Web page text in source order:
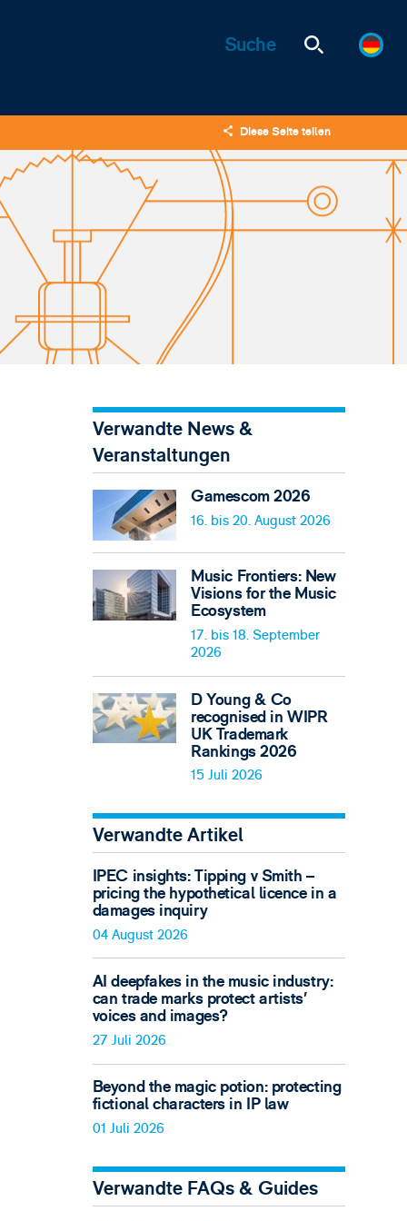
Diese Seite teilen
X
Verwandte News &
Veranstaltungen
Gamescom 2026
16. bis 20. August 2026
Music Frontiers: New
Visions for the Music
Ecosystem
17. bis 18. September
2026
D Young & Co
recognised in WIPR
UK Trademark
Rankings 2026
15 Juli 2026
Verwandte Artikel
IPEC insights: Tipping v Smith –
pricing the hypothetical licence in a
damages inquiry
04 August 2026
AI deepfakes in the music industry:
can trade marks protect artists’
voices and images?
27 Juli 2026
Beyond the magic potion: protecting
fictional characters in IP law
01 Juli 2026
Verwandte FAQs & Guides